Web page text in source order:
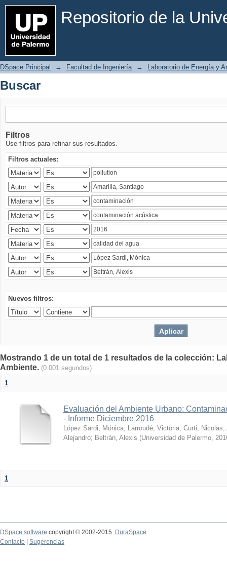
Repositorio de la
Buscar
DSpace Principal → Facultad de Ingeniería → Laboratorio de Energía y
Buscar
Filtros
Use filtros para refinar sus resultados.
Filtros actuales:
Nuevos filtros:
Mostrando 1 de un total de 1 resultados de la colección:
Ambiente. (0.001 segundos)
1
Evaluación del Ambiente Urbano:
- Informe Diciembre 2016
López Sardi, Mónica; Larroudé, Victoria; Curti, Nicolas;
Alejandro; Beltrán, Alexis (Universidad de Palermo,
1
DSpace software copyright © 2002-2015
DuraSpace
Contacto
Sugerencias